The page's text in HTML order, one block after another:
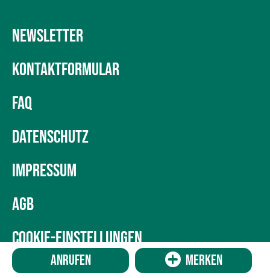
Anrufen Merken
NEWSLETTER
KONTAKTFORMULAR
FAQ
DATENSCHUTZ
IMPRESSUM
AGB
COOKIE-EINSTELLUNGEN